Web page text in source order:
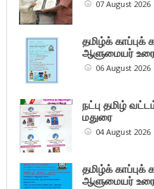
07 August 2026
தமிழ்க்
ஆளுமையர்
06 August 2026
நட்பு தமிழ்
மதுரை
04 August 2026
தமிழ்க்
ஆளுமையர்